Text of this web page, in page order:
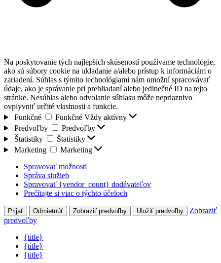
Na poskytovanie tých najlepších skúseností používame technológie,
ako sú súbory cookie na ukladanie a/alebo prístup k informáciám o
zariadení. Súhlas s týmito technológiami nám umožní spracovávať
údaje, ako je správanie pri prehliadaní alebo jedinečné ID na tejto
stránke. Nesúhlas alebo odvolanie súhlasu môže nepriaznivo
ovplyvniť určité vlastnosti a funkcie.
Funkčné
Funkčné Vždy aktívny
Predvoľby
Predvoľby
Štatistiky
Štatistiky
Marketing
Marketing
Spravovať možnosti
Správa služieb
Spravovať {vendor_count} dodávateľov
Prečítajte si viac o týchto účeloch
Prijať Odmietnúť Zobraziť predvoľby Uložiť predvoľby
Zobraziť
predvoľby
{title}
{title}
{title}